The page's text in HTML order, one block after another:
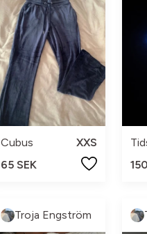
Cubus
XXS
65 SEK
Troja Engström